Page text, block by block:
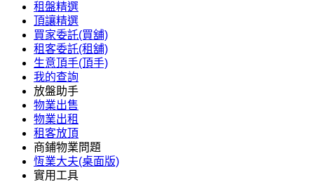
租盤精選
頂讓精選
買家委託(買舖)
租客委託(租舖)
生意頂手(頂手)
我的查詢
放盤助手
物業出售
物業出租
租客放頂
商鋪物業問題
恆業大夫(桌面版)
實用工具